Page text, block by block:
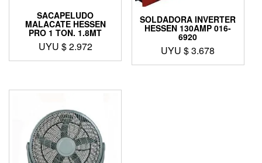
SACAPELUDO
MALACATE HESSEN
PRO 1 TON. 1.8MT
UYU $2.972
SOLDADORA INVERTER
HESSEN 130AMP 016-
6920
UYU $3.678